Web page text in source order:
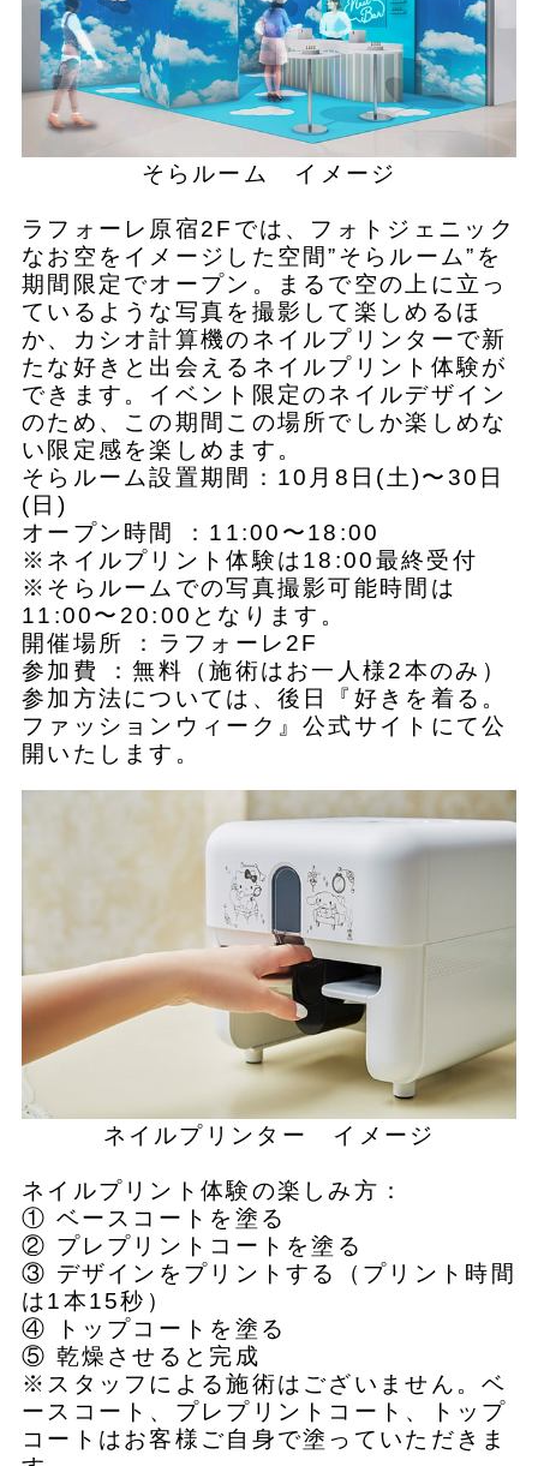
そらルーム イメージ
ラフォーレ原宿2Fでは、フォトジェニック
なお空をイメージした空間”そらルーム”を
期間限定でオープン。まるで空の上に立っ
ているような写真を撮影して楽しめるほ
か、カシオ計算機のネイルプリンターで新
たな好きと出会えるネイルプリント体験が
できます。イベント限定のネイルデザイン
のため、この期間この場所でしか楽しめな
い限定感を楽しめます。
そらルーム設置期間：10月8日(土)〜30日
(日)
オープン時間 ：11:00〜18:00
※ネイルプリント体験は18:00最終受付
※そらルームでの写真撮影可能時間は
11:00〜20:00となります。
開催場所 ：ラフォーレ2F
参加費 ：無料（施術はお一人様2本のみ）
参加方法については、後日『好きを着る。
ファッションウィーク』公式サイトにて公
開いたします。
ネイルプリンター イメージ
ネイルプリント体験の楽しみ方：
① ベースコートを塗る
② プレプリントコートを塗る
③ デザインをプリントする（プリント時間
は1本15秒）
④ トップコートを塗る
⑤ 乾燥させると完成
※スタッフによる施術はございません。ベ
ースコート、プレプリントコート、トップ
コートはお客様ご自身で塗っていただきま